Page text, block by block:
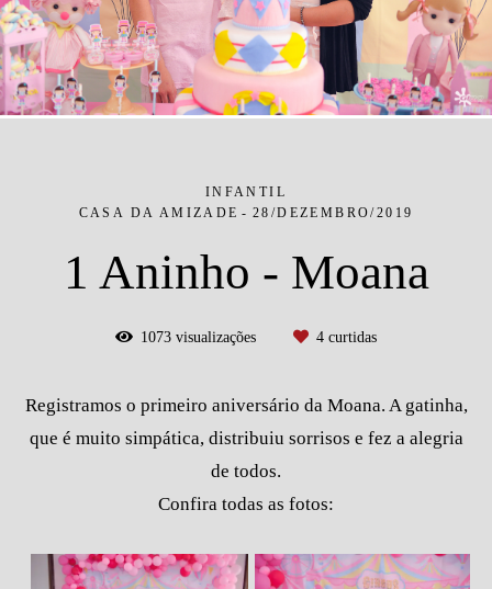
INFANTIL
CASA DA AMIZADE
28/DEZEMBRO/2019
1 Aninho - Moana
1073 visualizações 4 curtidas
Registramos o primeiro aniversário da Moana. A gatinha,
que é muito simpática, distribuiu sorrisos e fez a alegria
de todos.
Confira todas as fotos: